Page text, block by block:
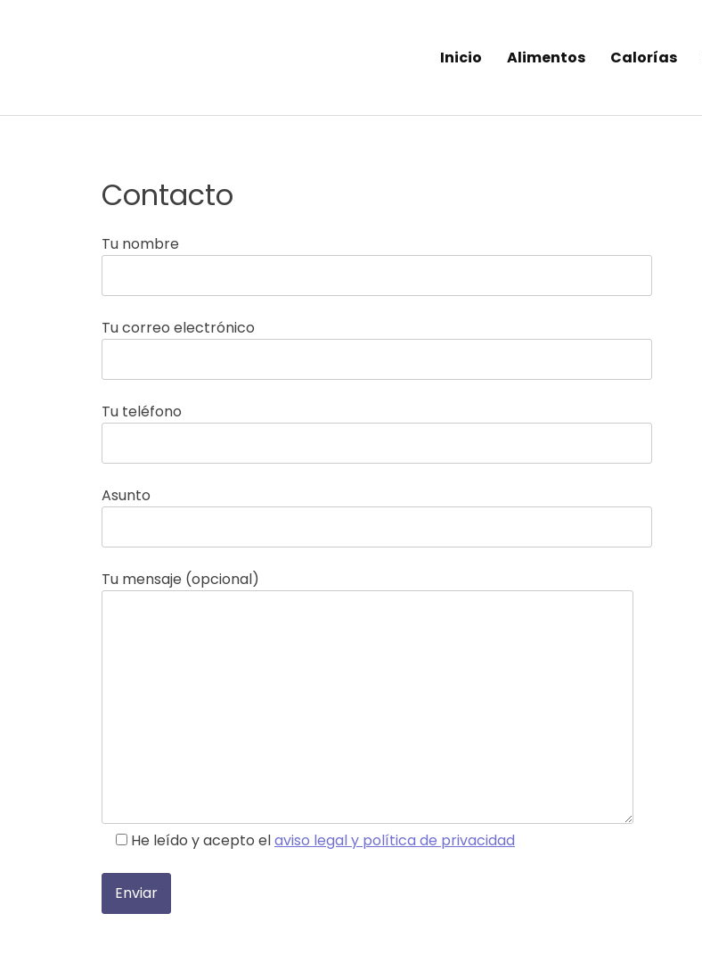
Inicio Alimentos Calorías
Contacto
Tu nombre
Tu correo electrónico
Tu teléfono
Asunto
Tu mensaje (opcional)
He leído y acepto elaviso legal y política de privacidad